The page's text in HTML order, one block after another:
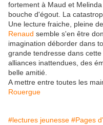
fortement à Maud et
bouche d'égout. La
Une lecture fraiche, pleine
Renaud semble s'en être
imagination déborder dans
grande tendresse dans
alliances inattendues, des
belle amitié.
A mettre entre toutes les
Rouergue
#lectures jeunesse #Pages